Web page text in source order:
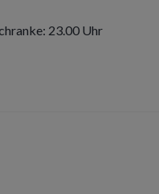
23.00 Uhr